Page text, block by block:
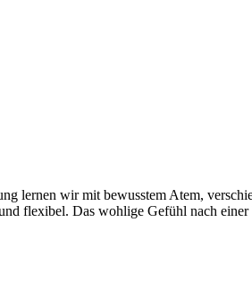
lernen wir mit bewusstem Atem,
flexibel. Das wohlige Gefühl nach